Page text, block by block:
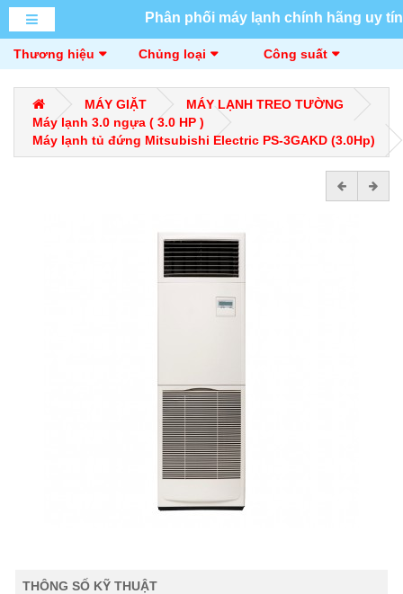
Phân phối máy lạnh chính hãng uy tín
Thương hiệu Chủng loại Công suất
MÁY GIẶT
MÁY LẠNH TREO TƯỜNG
Máy lạnh 3.0 ngựa ( 3.0 HP )
Máy lạnh tủ đứng Mitsubishi Electric PS-3GAKD (3.0Hp)
THÔNG SỐ KỸ THUẬT